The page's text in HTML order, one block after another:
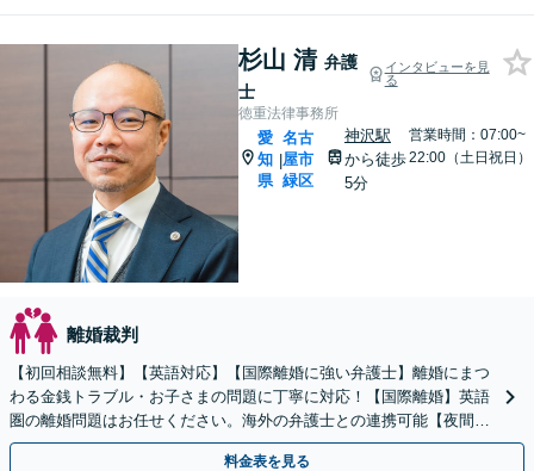
杉山 清 弁護
士
インタビューを見
る
徳重法律事務所
愛
知
県
|
名古
屋市
緑区
神沢駅
から徒歩
5分
営業時間：07:00~
22:00（土日祝日）
離婚裁判
【初回相談無料】【英語対応】【国際離婚に強い弁護士】離婚にまつ
わる金銭トラブル・お子さまの問題に丁寧に対応！【国際離婚】英語
圏の離婚問題はお任せください。海外の弁護士との連携可能【夜間／
休日面談】【お子さま同席OK】【徳重駅／神沢駅5分】
料金表を見る